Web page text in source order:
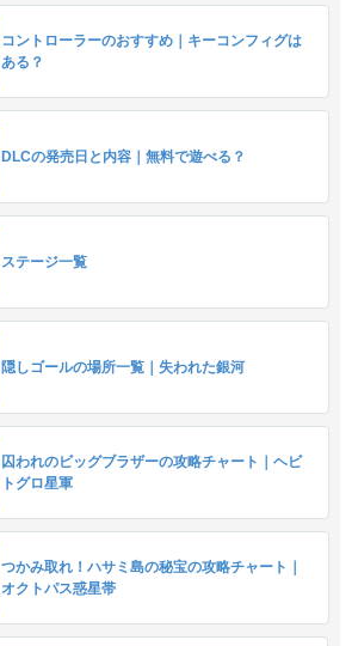
コントローラーのおすすめ｜キーコンフィグは
ある？
DLCの発売日と内容｜無料で遊べる？
ステージ一覧
隠しゴールの場所一覧｜失われた銀河
囚われのビッグブラザーの攻略チャート｜ヘビ
トグロ星軍
つかみ取れ！ハサミ島の秘宝の攻略チャート｜
オクトパス惑星帯